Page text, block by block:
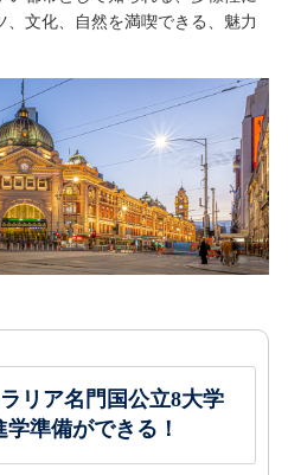
文化、自然を満喫できる、魅力
リア名門国公立8大学
学準備ができる！